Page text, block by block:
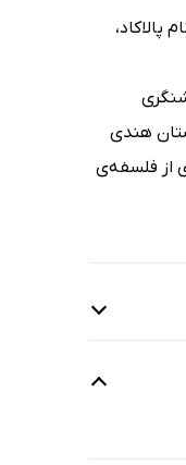
به نام پالاکاد،
هندی
از فلسفه‌ی